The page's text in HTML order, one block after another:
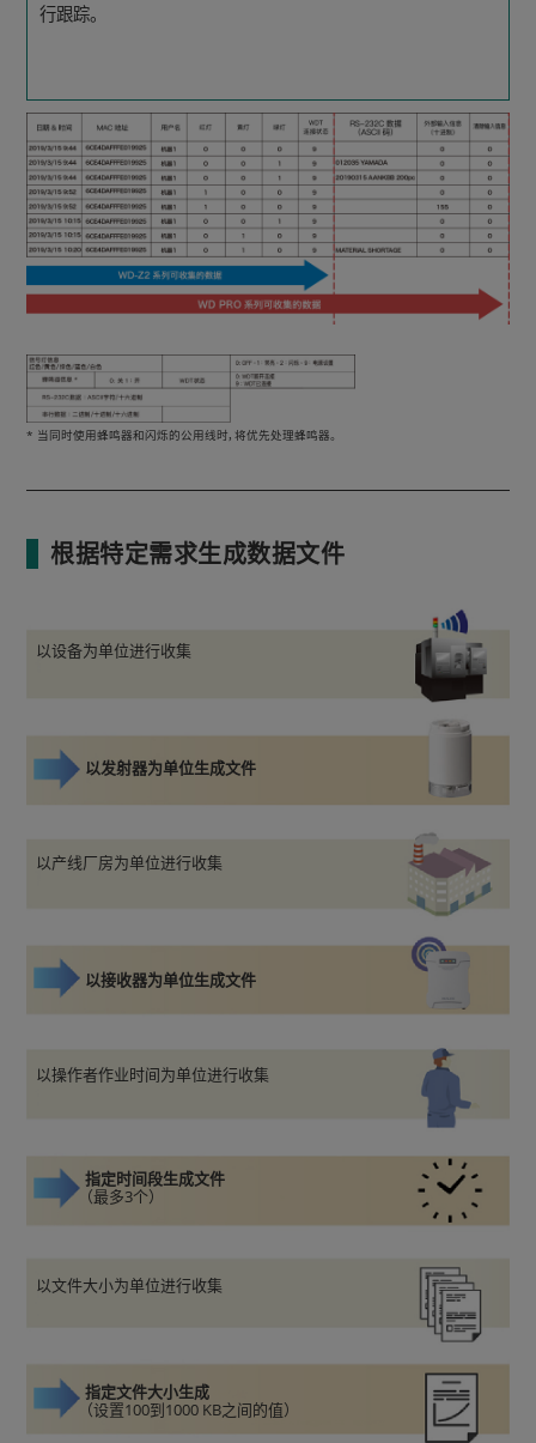
行跟踪。
* 当同时使用蜂鸣器和闪烁的公用线时，将优先处理蜂鸣器。
根据特定需求生成数据文件
以设备为单位进行收集
以发射器为单位生成文件
以产线厂房为单位进行收集
以接收器为单位生成文件
以操作者作业时间为单位进行收集
指定时间段生成文件
（最多3个）
以文件大小为单位进行收集
指定文件大小生成
（设置100到1000 KB之间的值）